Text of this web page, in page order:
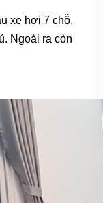
xe hơi 7 chỗ,
Ngoài ra còn